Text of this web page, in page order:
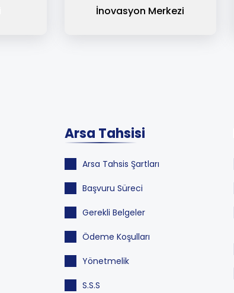
İnovasyon Merkezi
Arsa Tahsisi
Arsa Tahsis Şartları
Başvuru Süreci
Gerekli Belgeler
Ödeme Koşulları
Yönetmelik
S.S.S